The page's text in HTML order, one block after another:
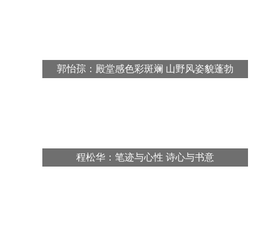
郭怡孮：殿堂感色彩斑斓 山野风姿貌蓬勃
程松华：笔迹与心性 诗心与书意